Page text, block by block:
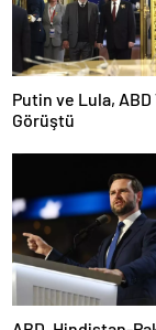
Putin ve Lula,
Görüştü